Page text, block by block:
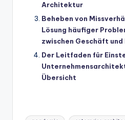
Architektur
Beheben von
Lösung häufiger
zwischen Geschäft und
Der Leitfaden für
Übersicht
Tags: